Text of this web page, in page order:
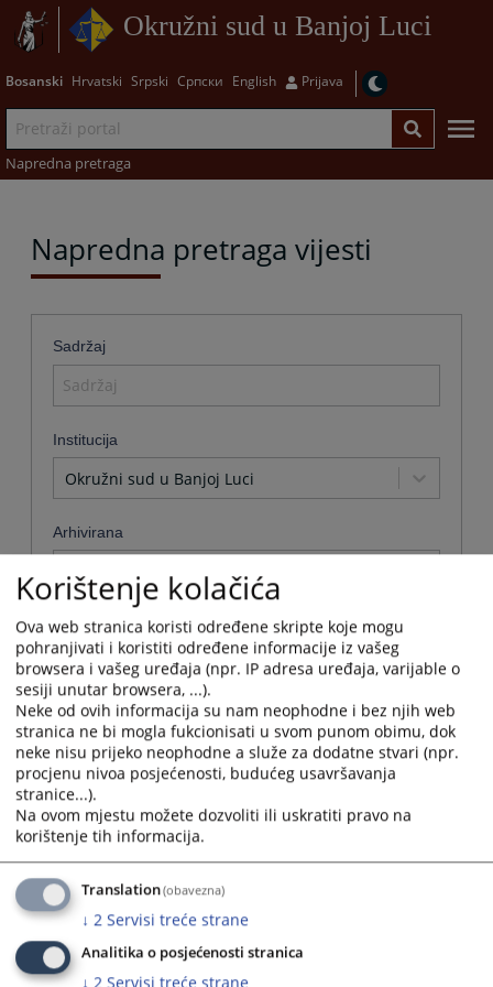
Okružni sud u Banjoj Luci
Bosanski Hrvatski Srpski Српски English Prijava
Napredna pretraga
Napredna pretraga vijesti
Sadržaj
Institucija
Okružni sud u Banjoj Luci
Arhivirana
Ne
Datum od
Navigate
forward
to
interact
with
the
calendar
and
select
a
date.
Press
the
question
Datum do
Navigate
forward
to
interact
with
the
calendar
select
a
Sortiraj po
Odaberi...
Napredne stavke
Pretraži
Korištenje kolačića
Ova web stranica koristi određene skripte koje mogu
pohranjivati i koristiti određene informacije iz vašeg
browsera i vašeg uređaja (npr. IP adresa uređaja, varijable o
sesiji unutar browsera, ...).
Neke od ovih informacija su nam neophodne i bez njih web
stranica ne bi mogla fukcionisati u svom punom obimu, dok
neke nisu prijeko neophodne a služe za dodatne stvari (npr.
procjenu nivoa posjećenosti, budućeg usavršavanja
stranice...).
Na ovom mjestu možete dozvoliti ili uskratiti pravo na
korištenje tih informacija.
Translation(obavezna)
↓ 2 Servisi treće strane
Analitika o posjećenosti stranica
↓ 2 Servisi treće strane